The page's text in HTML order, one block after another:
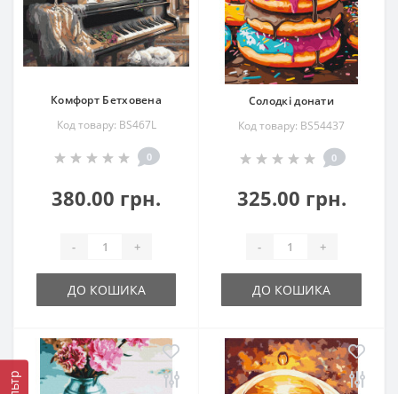
Комфорт Бетховена
Код товару: BS467L
0
380.00 грн.
- +
ДО КОШИКА
Солодкі донати
Код товару: BS54437
0
325.00 грн.
- +
ДО КОШИКА